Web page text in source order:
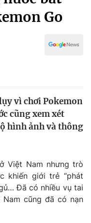
Go
vì chơi Pokemon
cũng xem xét
hình ảnh và thông
Việt Nam nhưng trò
khiến giới trẻ “phát
Đã có nhiều vụ tai
cũng đã có nạn